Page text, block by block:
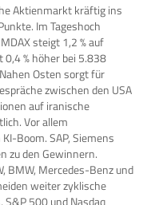
Aktienmarkt kräftig ins
Im Tageshoch
steigt 1,2 % auf
% höher bei 5.838
Osten sorgt für
zwischen den USA
auf iranische
Vor allem
Boom. SAP, Siemens
zu den Gewinnern.
BMW, Mercedes-Benz und
weiter zyklische
S&P 500 und Nasdaq